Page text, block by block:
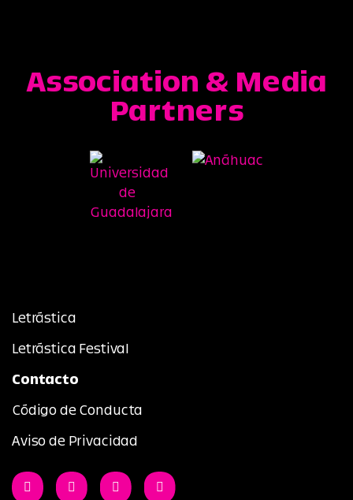
Association & Media
Partners
Letrástica
Letrástica Festival
Contacto
Código de Conducta
Aviso de Privacidad